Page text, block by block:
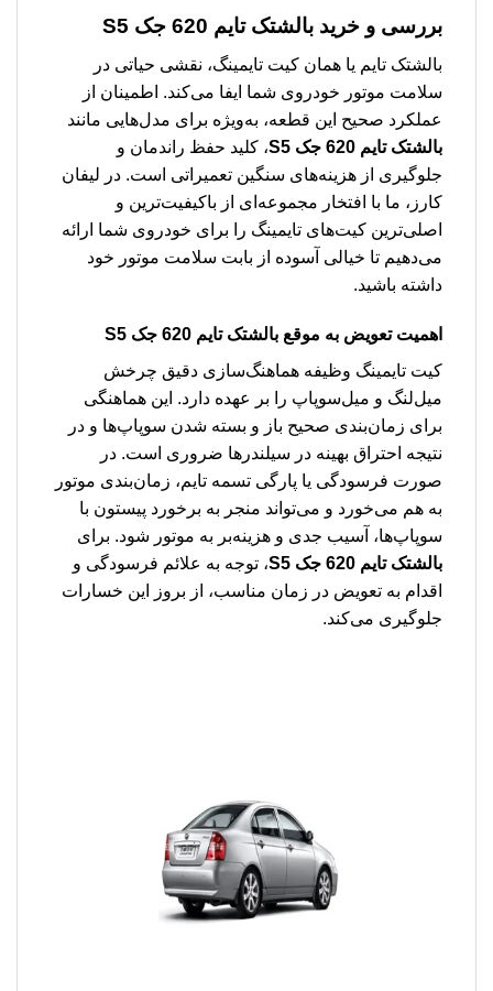
بررسی و خرید بالشتک تایم 620 جک S5
بالشتک تایم یا همان کیت تایمینگ، نقشی حیاتی در
سلامت موتور خودروی شما ایفا می‌کند. اطمینان از
عملکرد صحیح این قطعه، به‌ویژه برای مدل‌هایی مانند
بالشتک تایم 620 جک S5
، کلید حفظ راندمان و
جلوگیری از هزینه‌های سنگین تعمیراتی است. در لیفان
کارز، ما با افتخار مجموعه‌ای از باکیفیت‌ترین و
اصلی‌ترین کیت‌های تایمینگ را برای خودروی شما ارائه
می‌دهیم تا خیالی آسوده از بابت سلامت موتور خود
داشته باشید.
اهمیت تعویض به موقع بالشتک تایم 620 جک S5
کیت تایمینگ وظیفه هماهنگ‌سازی دقیق چرخش
میل‌لنگ و میل‌سوپاپ را بر عهده دارد. این هماهنگی
برای زمان‌بندی صحیح باز و بسته شدن سوپاپ‌ها و در
نتیجه احتراق بهینه در سیلندرها ضروری است. در
صورت فرسودگی یا پارگی تسمه تایم، زمان‌بندی موتور
به هم می‌خورد و می‌تواند منجر به برخورد پیستون با
سوپاپ‌ها، آسیب جدی و هزینه‌بر به موتور شود. برای
بالشتک تایم 620 جک S5
، توجه به علائم فرسودگی و
اقدام به تعویض در زمان مناسب، از بروز این خسارات
جلوگیری می‌کند.